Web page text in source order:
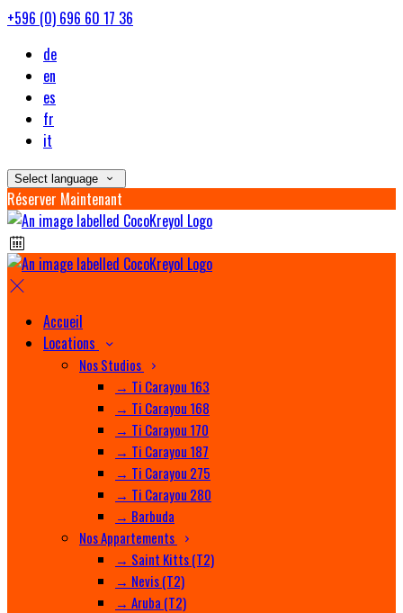
+596 (0) 696 60 17 36
de
en
es
fr
it
Select language
Réserver Maintenant
Accueil
Locations
Nos Studios
→ Ti Carayou 163
→ Ti Carayou 168
→ Ti Carayou 170
→ Ti Carayou 187
→ Ti Carayou 275
→ Ti Carayou 280
→ Barbuda
Nos Appartements
→ Saint Kitts (T2)
→ Nevis (T2)
→ Aruba (T2)